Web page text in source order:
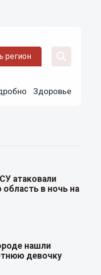
регион
Здоровье
атаковали
в ночь на
нашли
девочку